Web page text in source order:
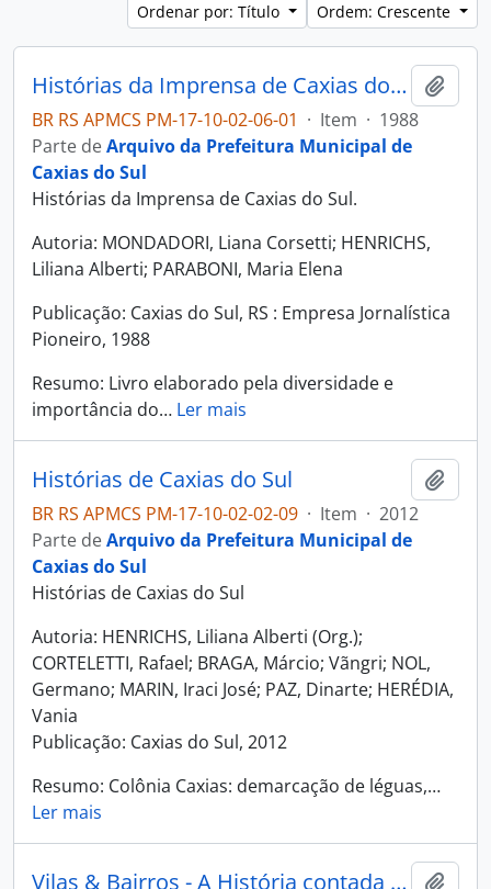
Ordenar por: Título
Ordem: Crescente
Histórias da Imprensa de Caxias do Sul
BR RS APMCS PM-17-10-02-06-01 · Item · 1988
Parte deArquivo da Prefeitura Municipal de
Caxias do Sul
Histórias da Imprensa de Caxias do Sul.
Autoria: MONDADORI, Liana Corsetti; HENRICHS,
Liliana Alberti; PARABONI, Maria Elena
Publicação: Caxias do Sul, RS : Empresa Jornalística
Pioneiro, 1988
Resumo: Livro elaborado pela diversidade e
importância do… Ler mais
Histórias de Caxias do Sul
BR RS APMCS PM-17-10-02-02-09 · Item · 2012
Parte deArquivo da Prefeitura Municipal de
Caxias do Sul
Histórias de Caxias do Sul
Autoria: HENRICHS, Liliana Alberti (Org.);
CORTELETTI, Rafael; BRAGA, Márcio; Vãngri; NOL,
Germano; MARIN, Iraci José; PAZ, Dinarte; HERÉDIA,
Vania
Publicação: Caxias do Sul, 2012
Resumo: Colônia Caxias: demarcação de léguas,…
Ler mais
Vilas & Bairros - A História contada pela Comunidade